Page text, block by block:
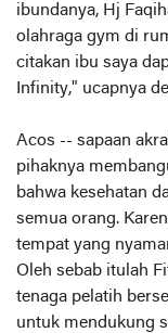
ibundanya, Hj
olahraga gym di
citakan ibu saya
Infinity," ucapnya
Acos -- sapaan
pihaknya
bahwa kesehatan
semua orang.
tempat yang
Oleh sebab itulah
tenaga pelatih
untuk mendukung